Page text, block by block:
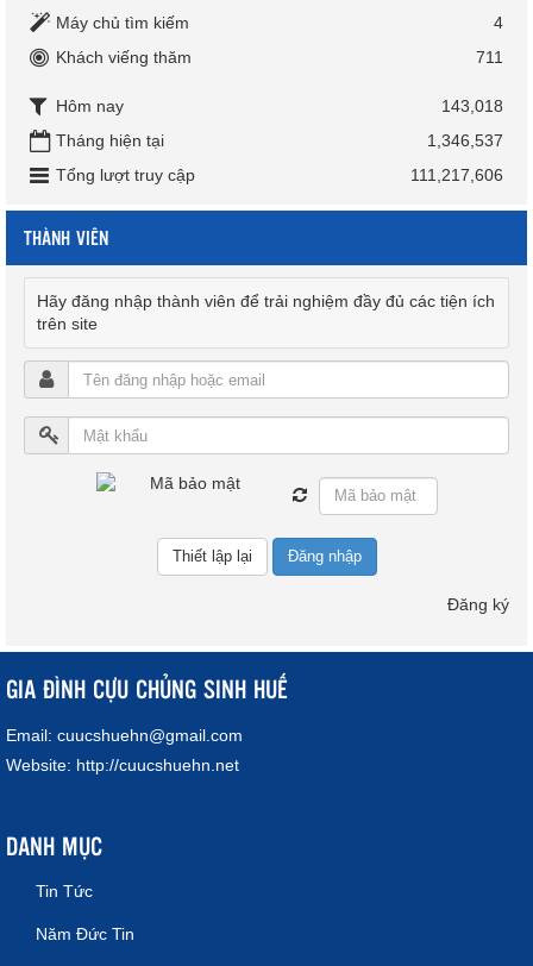
Máy chủ tìm kiếm
4
Khách viếng thăm
711
Hôm nay
143,018
Tháng hiện tại
1,346,537
Tổng lượt truy cập
111,217,606
THÀNH VIÊN
Hãy đăng nhập thành viên để trải nghiệm đầy đủ các tiện ích
trên site
Đăng nhập
Đăng ký
GIA ĐÌNH CỰU CHỦNG SINH HUẾ
Email: cuucshuehn@gmail.com
Website: http://cuucshuehn.net
DANH MỤC
Tin Tức
Năm Đức Tin